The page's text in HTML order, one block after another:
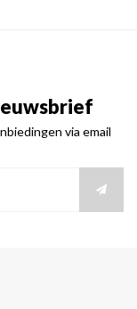
via email